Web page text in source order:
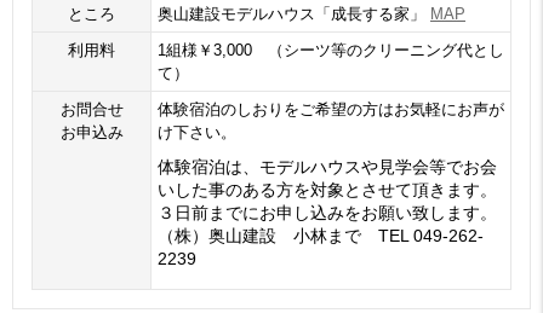
ところ
奥山建設モデルハウス「成長する家」
MAP
利用料
1組様￥3,000 （シーツ等のクリーニング代とし
て）
お問合せ
お申込み
体験宿泊のしおりをご希望の方はお気軽にお声が
け下さい。
体験宿泊は、モデルハウスや見学会等でお会
いした事のある方を対象とさせて頂きます。
３日前までにお申し込みをお願い致します。
（株）奥山建設 小林まで TEL 049-262-
2239